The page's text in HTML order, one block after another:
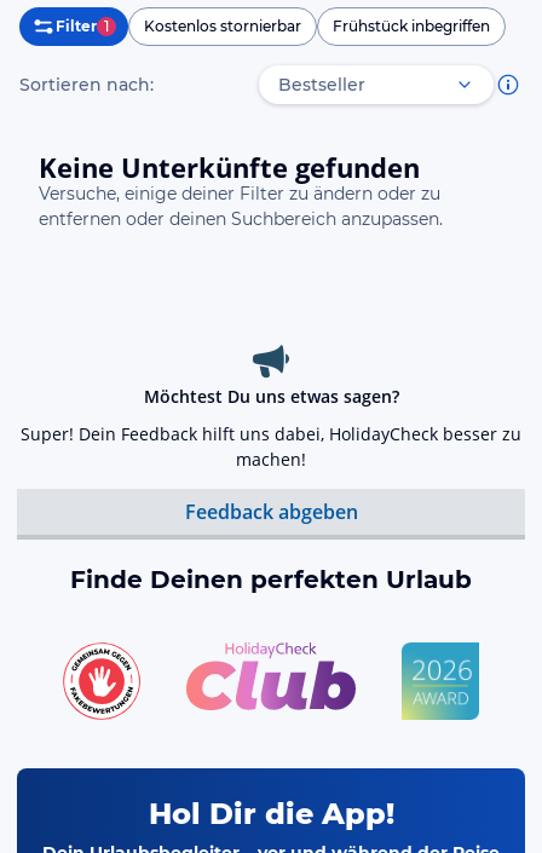
Filter 1 Kostenlos stornierbar Frühstück inbegriffen
Sortieren nach:
Keine Unterkünfte gefunden
Versuche, einige deiner Filter zu ändern oder zu
entfernen oder deinen Suchbereich anzupassen.
Möchtest Du uns etwas sagen?
Super! Dein Feedback hilft uns dabei, HolidayCheck besser zu
machen!
Feedback abgeben
Finde Deinen perfekten Urlaub
Hol Dir die App!